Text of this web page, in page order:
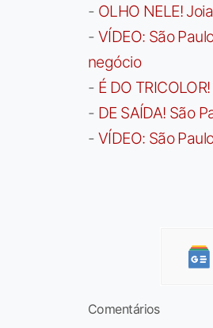
- OLHO NELE!
- VÍDEO: São
negócio
- É DO
- DE SAÍDA! São
- VÍDEO: São
Comentários